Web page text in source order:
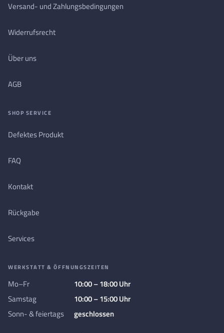
Versand- und Zahlungsbedingungen
Widerrufsrecht
Über uns
AGB
SHOP SERVICE
Defektes Produkt
FAQ
Kontakt
Rückgabe
Services
WERKSTATT & ÖFFNUNGSZEITEN
Mo–Fr
10:00 – 18:00 Uhr
Samstag
10:00 – 15:00 Uhr
Sonn- & feiertags
geschlossen